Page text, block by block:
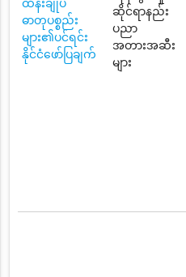
ထိန်းချုပ်
ဓာတုပစ္စည်း
များ၏ပင်ရင်း
နိုင်ငံဖော်ပြချက်
ဆိုင်ရာနည်း
ပညာ
အတားအဆီး
များ